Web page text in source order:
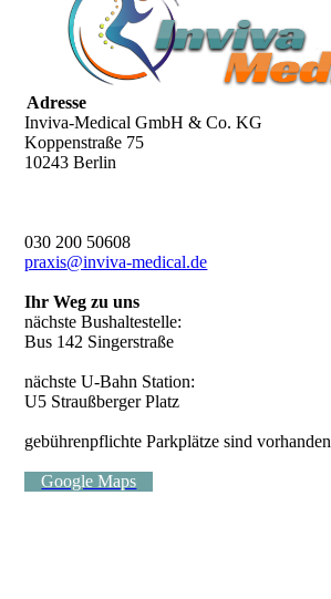
Adresse
Inviva-Medical GmbH & Co. KG
Koppenstraße 75
10243 Berlin
030 200 50608
praxis@inviva-medical.de
Ihr Weg zu uns
nächste Bushaltestelle:
Bus 142 Singerstraße
nächste U-Bahn Station:
U5 Straußberger Platz
gebührenpflichte Parkplätze sind vorhanden
Google Maps